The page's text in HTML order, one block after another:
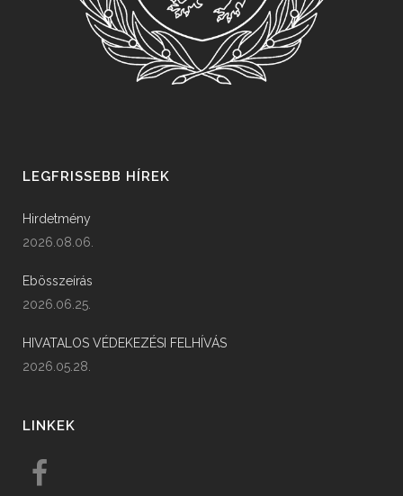
LEGFRISSEBB HÍREK
Hirdetmény
2026.08.06.
Ebösszeírás
2026.06.25.
HIVATALOS VÉDEKEZÉSI FELHÍVÁS
2026.05.28.
LINKEK